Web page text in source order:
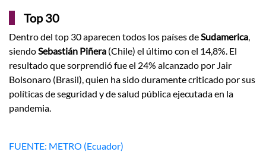
Top 30
Dentro del top 30 aparecen todos los países deSudamerica
siendoSebastián Piñera (Chile) el último con el 14,8%. El
resultado que sorprendió fue el 24% alcanzado por Jair
Bolsonaro (Brasil), quien ha sido duramente criticado por sus
políticas de seguridad y de salud pública ejecutada en la
pandemia.
FUENTE: METRO (Ecuador)